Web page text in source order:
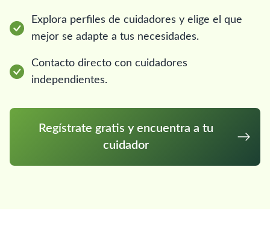
Explora perfiles de cuidadores y elige el que
mejor se adapte a tus necesidades.
Contacto directo con cuidadores
independientes.
Regístrate gratis y encuentra a tu
cuidador